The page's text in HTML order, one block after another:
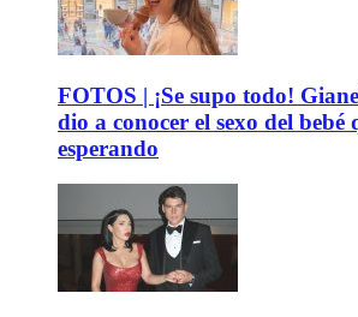
FOTOS | ¡Se supo todo!
dio a conocer el sexo del bebé
esperando